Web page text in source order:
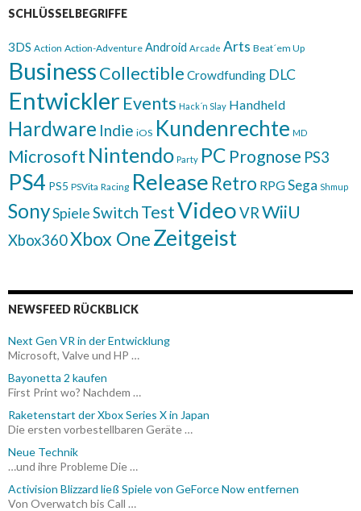
SCHLÜSSELBEGRIFFE
3DS Action Action-Adventure Android Arcade Arts Beat´em Up
BusinessCollectible Crowdfunding DLC
Entwickler Events Hack´n Slay Handheld
Hardware Indie iOS Kundenrechte MD
Microsoft Nintendo Party PC Prognose PS3
PS4 PS5 PSVita Racing Release Retro RPGSega Shmup
SonySpieleSwitch TestVideoVRWiiU
Xbox360Xbox OneZeitgeist
NEWSFEED RÜCKBLICK
Next Gen VR in der Entwicklung
Microsoft, Valve und HP …
Bayonetta 2 kaufen
First Print wo? Nachdem …
Raketenstart der Xbox Series X in Japan
Die ersten vorbestellbaren Geräte …
Neue Technik
…und ihre Probleme Die …
Activision Blizzard ließ Spiele von GeForce Now entfernen
Von Overwatch bis Call …